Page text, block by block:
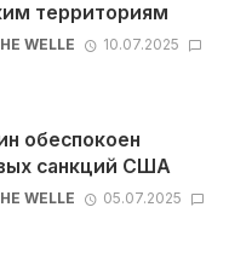
территориям
WELLE
10.07.2025
обеспокоен
санкций США
WELLE
05.07.2025